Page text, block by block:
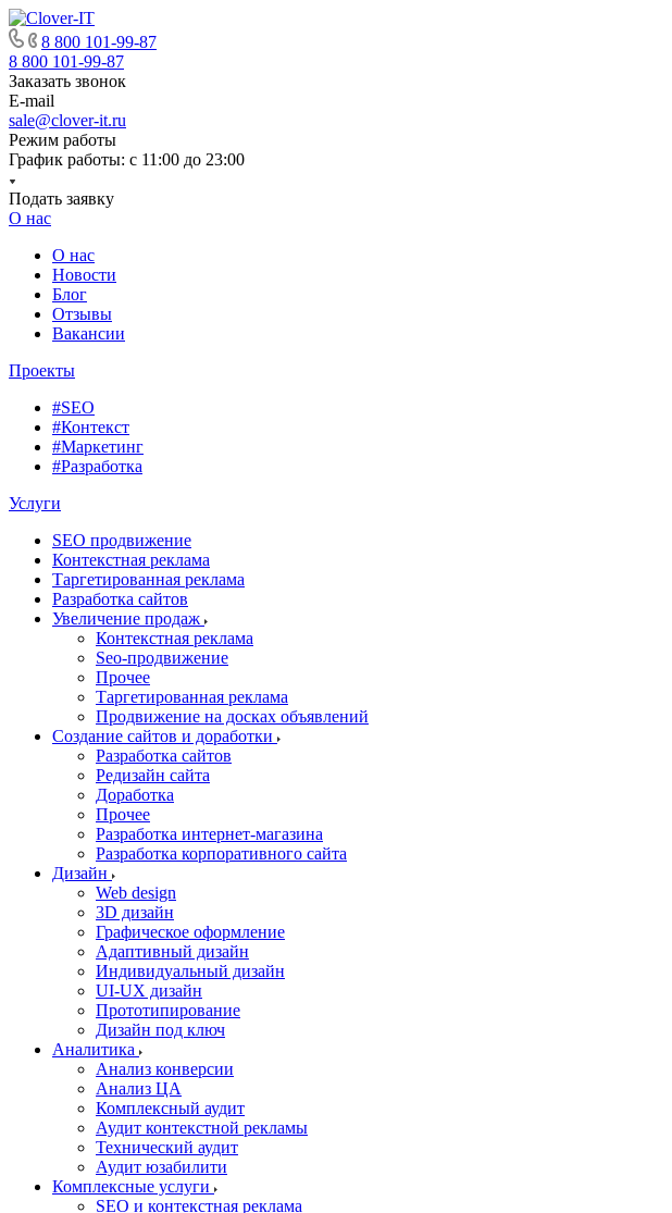
8 800 101-99-87
8 800 101-99-87
Заказать звонок
E-mail
sale@clover-it.ru
Режим работы
График работы: с 11:00 до 23:00
Подать заявку
О нас
О нас
Новости
Блог
Отзывы
Вакансии
Проекты
#SEO
#Контекст
#Маркетинг
#Разработка
Услуги
SEO продвижение
Контекстная реклама
Таргетированная реклама
Разработка сайтов
Увеличение продаж
Контекстная реклама
Seo-продвижение
Прочее
Таргетированная реклама
Продвижение на досках объявлений
Создание сайтов и доработки
Разработка сайтов
Редизайн сайта
Доработка
Прочее
Разработка интернет-магазина
Разработка корпоративного сайта
Дизайн
Web design
3D дизайн
Графическое оформление
Адаптивный дизайн
Индивидуальный дизайн
UI‑UX дизайн
Прототипирование
Дизайн под ключ
Аналитика
Анализ конверсии
Анализ ЦА
Комплексный аудит
Аудит контекстной рекламы
Технический аудит
Аудит юзабилити
Комплексные услуги
SEO и контекстная реклама